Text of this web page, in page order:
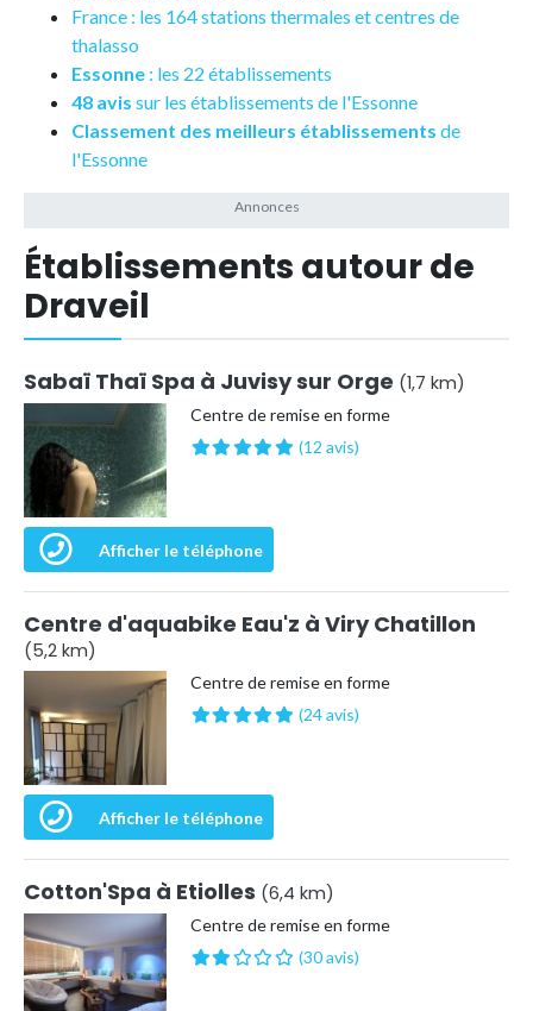
France : les 164 stations thermales et centres de
thalasso
Essonne : les 22 établissements
48 avis sur les établissements de l'Essonne
Classement des meilleurs établissements de
l'Essonne
Établissements autour de
Draveil
Sabaï Thaï Spa à Juvisy sur Orge (1,7 km)
Centre de remise en forme
(12 avis)
Afficher le téléphone
Centre d'aquabike Eau'z à Viry Chatillon
(5,2 km)
Centre de remise en forme
(24 avis)
Afficher le téléphone
Cotton'Spa à Etiolles (6,4 km)
Centre de remise en forme
(30 avis)